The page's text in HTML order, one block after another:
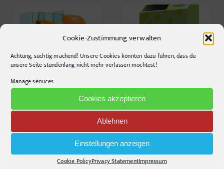
Cookie-Zustimmung verwalten
Achtung, süchtig machend! Unsere Cookies könnten dazu führen, dass du
unsere Seite stundenlang nicht mehr verlassen möchtest!
Manage services
Cookies akzeptieren
Ablehnen
Einstellungen anzeigen
Cookie PolicyPrivacy StatementImpressum
Benchtop coater
study
Agency
Stories